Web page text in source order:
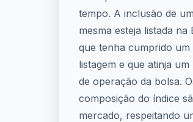
tempo. A inclusão de
mesma esteja listada
que tenha cumprido
listagem e que atinja
de operação da bolsa.
composição do índice
mercado, respeitando